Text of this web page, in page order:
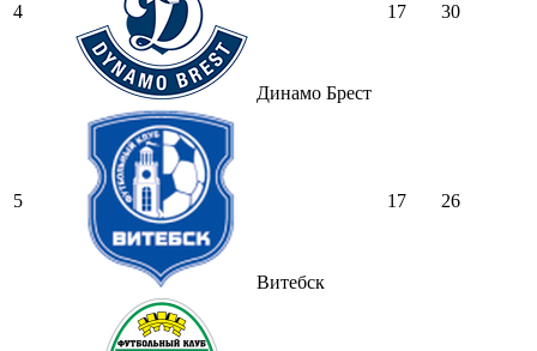
4
Динамо Брест
17 30
5
Витебск
17 26